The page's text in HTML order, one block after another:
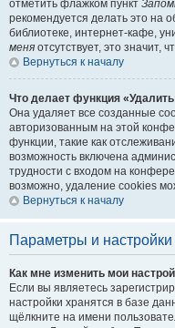
отметить флажком пункт
рекомендуется делать это на
библиотеке, интернет-кафе,
меня отсутствует, это значит,
Вернуться к началу
Что делает функция
Она удаляет все созданные
авторизованным на этой
функции, такие как
возможность включена
трудности с входом на
возможно, удаление cookies
Вернуться к началу
Параметры и настройки
Как мне изменить мои
Если вы являетесь
настройки хранятся в базе
щёлкните на имени